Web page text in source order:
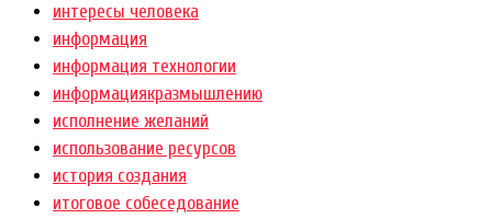
интересы человека
информация
информация технологии
информациякразмышлению
исполнение желаний
использование ресурсов
история создания
итоговое собеседование